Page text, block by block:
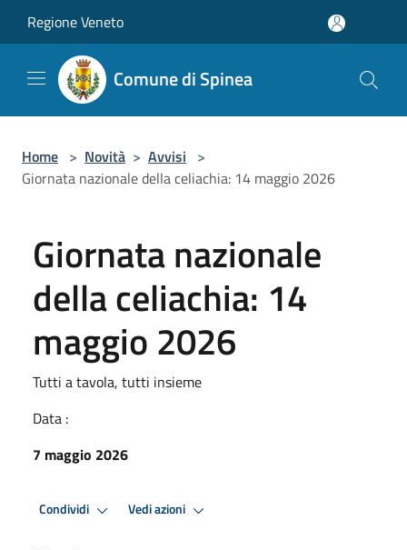
Regione Veneto
Comune di Spinea
Home > Novità > Avvisi >
Giornata nazionale della celiachia: 14 maggio 2026
Giornata nazionale
della celiachia: 14
maggio 2026
Tutti a tavola, tutti insieme
Data :
7 maggio 2026
Condividi Vedi azioni